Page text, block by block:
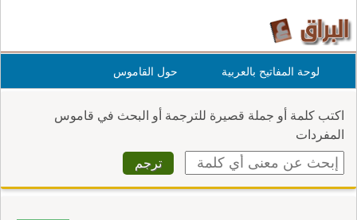
لوحة المفاتيح بالعربية حول القاموس
اكتب كلمة أو جملة قصيرة للترجمة أو البحث في قاموس
المفردات